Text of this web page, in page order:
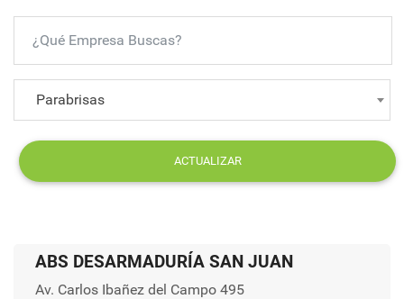
Parabrisas
ACTUALIZAR
ABS DESARMADURÍA SAN JUAN
Av. Carlos Ibañez del Campo 495